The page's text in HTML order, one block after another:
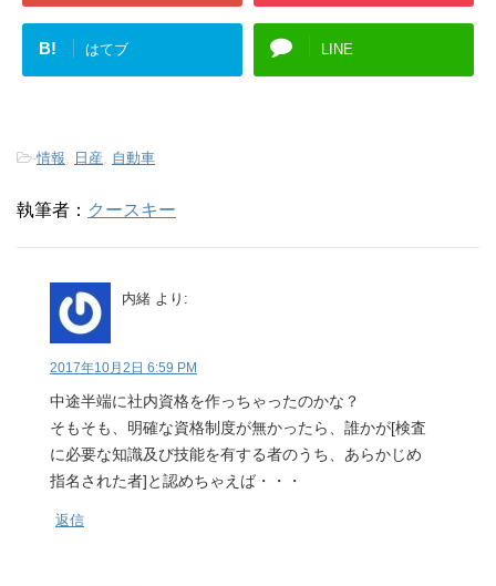
B! はてブ LINE
-情報 日産 自動車
執筆者： クースキー
内緒 より:
2017年10月2日 6:59 PM
中途半端に社内資格を作っちゃったのかな？
そもそも、明確な資格制度が無かったら、誰かが[検査
に必要な知識及び技能を有する者のうち、あらかじめ
指名された者]と認めちゃえば・・・
返信